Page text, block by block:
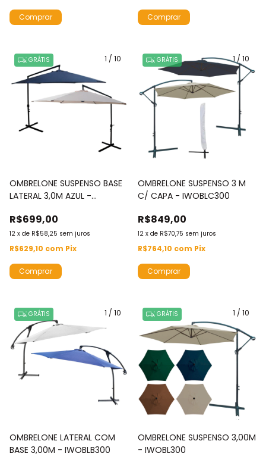
Comprar
1 / 10
GRÁTIS
OMBRELONE SUSPENSO BASE
LATERAL 3,0M AZUL -
R$699,00
12 x de R$58,25 sem juros
R$629,10 com Pix
Comprar
1 / 10
GRÁTIS
OMBRELONE SUSPENSO 3 M
C/ CAPA - IWOBLC300
R$849,00
12 x de R$70,75 sem juros
R$764,10 com Pix
Comprar
1 / 10
GRÁTIS
OMBRELONE LATERAL COM
BASE 3,00M - IWOBLB300
1 / 10
GRÁTIS
OMBRELONE SUSPENSO 3,00M
- IWOBL300